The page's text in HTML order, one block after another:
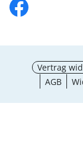
Vertrag
AGB